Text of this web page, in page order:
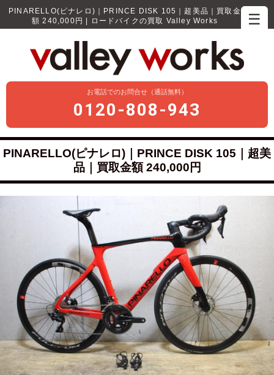
☰
PINARELLO(ピナレロ)｜PRINCE DISK 105｜超美品｜買取金
額 240,000円 | ロードバイクの買取 Valley Works
お電話でのお問合せ（通話無料）
0120-808-943
PINARELLO(ピナレロ)｜PRINCE DISK 105｜超美
品｜買取金額 240,000円